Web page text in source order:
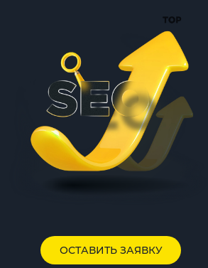
ОСТАВИТЬ ЗАЯВКУ